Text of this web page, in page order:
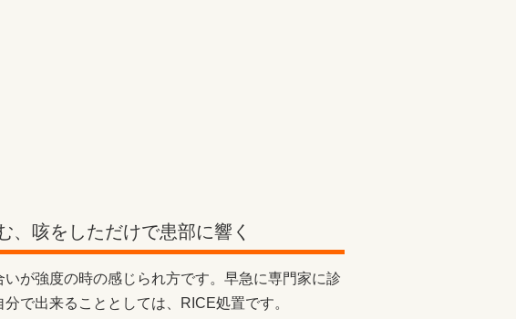
、咳をしただけで患部に響く
が強度の時の感じられ方です。早急に専門家に診
で出来ることとしては、RICE処置です。